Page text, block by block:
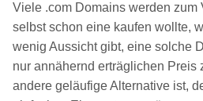
Viele .com Domains werden zum
selbst schon eine kaufen wollte,
wenig Aussicht gibt, eine solche
nur annähernd erträglichen Preis
andere geläufige Alternative ist,